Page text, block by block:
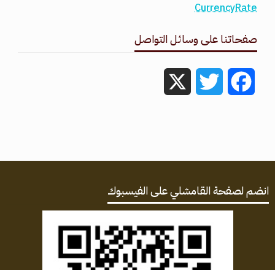
CurrencyRate
صفحاتنا على وسائل التواصل
Facebook
Twitter
انضم لصفحة القامشلي على الفيسبوك